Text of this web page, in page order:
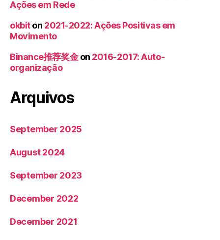
Ações em Rede
okbiton 2021-2022: Ações Positivas em
Movimento
Binance推荐奖金on 2016-2017: Auto-
organização
Arquivos
September 2025
August 2024
September 2023
December 2022
December 2021